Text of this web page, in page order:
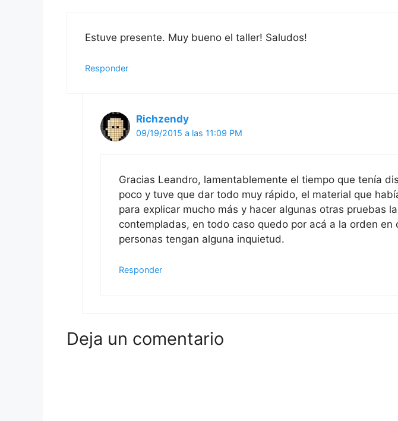
Estuve presente. Muy bueno el taller! Saludos!
Responder
Richzendy
09/19/2015 a las 11:09 PM
Gracias Leandro, lamentablemente el tiempo que tenía
poco y tuve que dar todo muy rápido, el material que
para explicar mucho más y hacer algunas otras pruebas
contempladas, en todo caso quedo por acá a la orden en
personas tengan alguna inquietud.
Responder
Deja un comentario